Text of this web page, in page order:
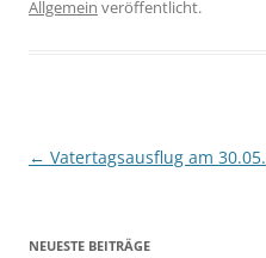
Allgemein veröffentlicht.
Beitragsnavigation
← Vatertagsausflug am 30.05.
NEUESTE BEITRÄGE